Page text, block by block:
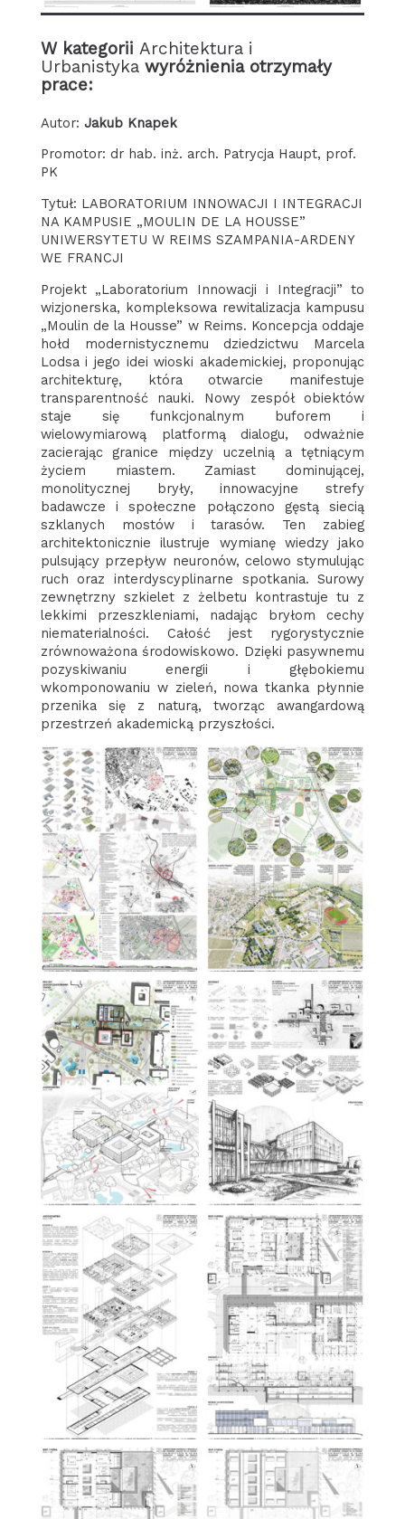
W kategorii Architektura i
Urbanistykawyróżnienia otrzymały
prace:
Autor: Jakub Knapek
Promotor: dr hab. inż. arch. Patrycja Haupt, prof.
PK
Tytuł: LABORATORIUM INNOWACJI I INTEGRACJI
NA KAMPUSIE „MOULIN DE LA HOUSSE”
UNIWERSYTETU W REIMS SZAMPANIA-ARDENY
WE FRANCJI
Projekt „Laboratorium Innowacji i Integracji” to
wizjonerska, kompleksowa rewitalizacja kampusu
„Moulin de la Housse” w Reims. Koncepcja oddaje
hołd modernistycznemu dziedzictwu Marcela
Lodsa i jego idei wioski akademickiej, proponując
architekturę, która otwarcie manifestuje
transparentność nauki. Nowy zespół obiektów
staje się funkcjonalnym buforem i
wielowymiarową platformą dialogu, odważnie
zacierając granice między uczelnią a tętniącym
życiem miastem. Zamiast dominującej,
monolitycznej bryły, innowacyjne strefy
badawcze i społeczne połączono gęstą siecią
szklanych mostów i tarasów. Ten zabieg
architektonicznie ilustruje wymianę wiedzy jako
pulsujący przepływ neuronów, celowo stymulując
ruch oraz interdyscyplinarne spotkania. Surowy
zewnętrzny szkielet z żelbetu kontrastuje tu z
lekkimi przeszkleniami, nadając bryłom cechy
niematerialności. Całość jest rygorystycznie
zrównoważona środowiskowo. Dzięki pasywnemu
pozyskiwaniu energii i głębokiemu
wkomponowaniu w zieleń, nowa tkanka płynnie
przenika się z naturą, tworząc awangardową
przestrzeń akademicką przyszłości.